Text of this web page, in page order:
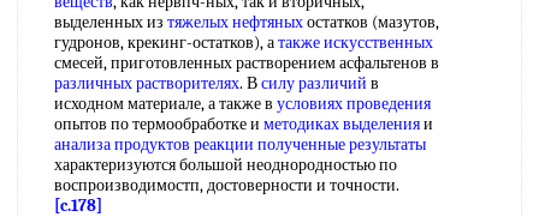
выделенных из тяжелых нефтяныхостатков (мазутов,
гудронов, крекинг-остатков), атакже искусственных
смесей, приготовленных растворением асфальтенов в
различных растворителях. Всилу различий в
исходном материале, а также в условиях проведения
опытов по термообработке и методиках выделенияи
анализа продуктов реакции полученные результаты
характеризуются большой неоднородностью по
воспроизводимостп, достоверности и точности.
[c.178]